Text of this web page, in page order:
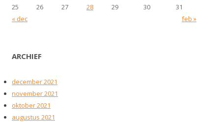
« dec feb »
25
26 27 28 29 30 31
ARCHIEF
december 2021
november 2021
oktober 2021
augustus 2021